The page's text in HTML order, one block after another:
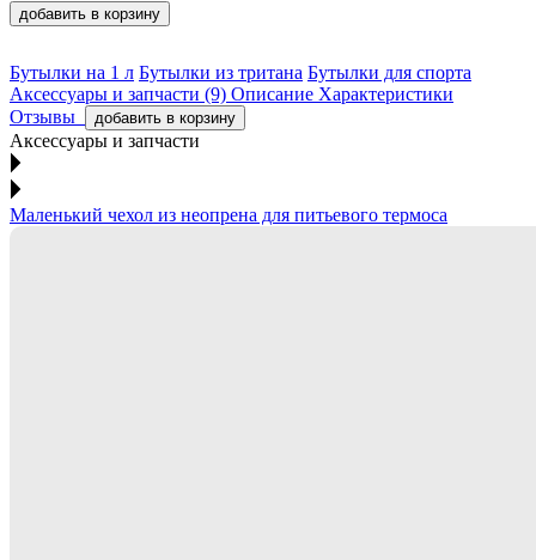
добавить в корзину
Бутылки на 1 л Бутылки из тритана Бутылки для спорта
Аксессуары и запчасти (9) Описание Характеристики
Отзывы
добавить в корзину
Аксессуары и запчасти
Маленький чехол из неопрена для питьевого термоса